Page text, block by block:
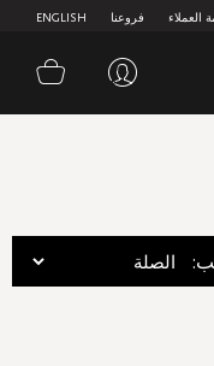
ENGLISH فروعنا العملاء
سلة